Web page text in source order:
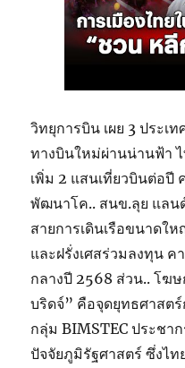
วิทยุการบิน เผย 3 ประเ
ทางบินใหม่ผ่านน่านฟ้า
เพิ่ม 2 แสนเที่ยวบินต่อปี
พัฒนาโค.. สนข.ลุย แลน
สายการเดินเรือขนาดใ
และฝรั่งเศสร่วมลงทุน ค
กลางปี 2568 ส่วน.. โฆ
บริดจ์” คือจุดยุทธศาสต
กลุ่ม BIMSTEC ประชา
ปัจจัยภูมิรัฐศาสตร์ ซึ่งไ